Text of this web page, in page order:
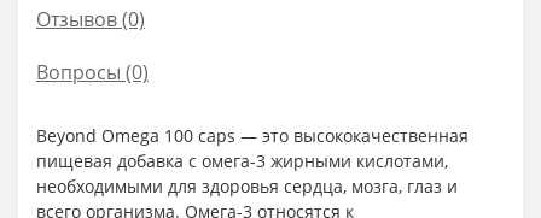
Отзывов (0)
Вопросы (0)
Beyond Omega 100 caps — это высококачественная
пищевая добавка с омега-3 жирными кислотами,
необходимыми для здоровья сердца, мозга, глаз и
всего организма. Омега-3 относятся к